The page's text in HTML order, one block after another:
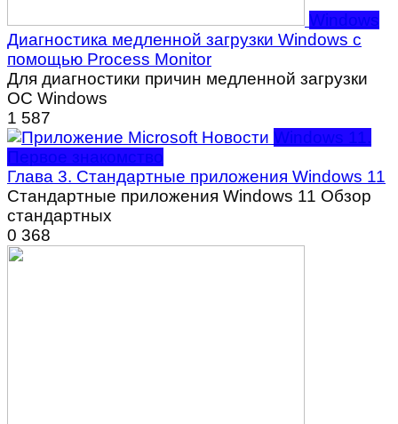
Windows
Диагностика медленной загрузки Windows с
помощью Process Monitor
Для диагностики причин медленной загрузки
ОС Windows
1 587
Windows 11.
Первое знакомство
Глава 3. Стандартные приложения Windows 11
Стандартные приложения Windows 11 Обзор
стандартных
0 368